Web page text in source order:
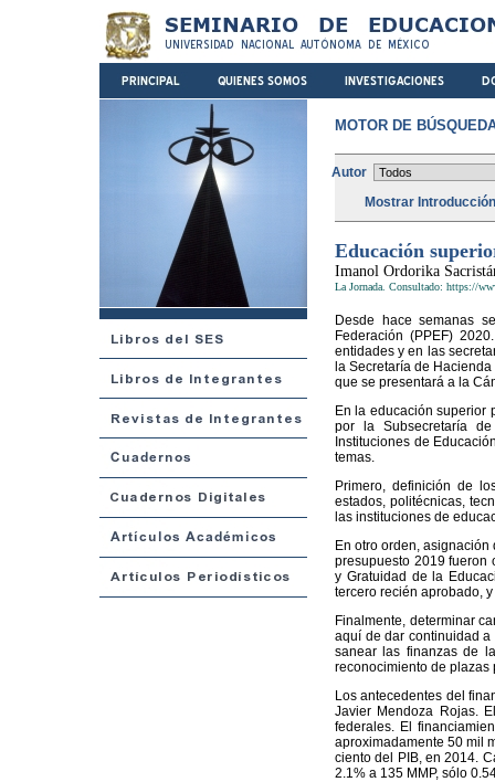
MOTOR DE
Autor
Mostrar
Educación
Imanol Ordorika
La Jornada. Consultado: https://
Desde hace semanas
Federación (PPEF)
entidades y en las
la Secretaría de
que se presentará a la
En la educación superior
por la Subsecretaría
Instituciones de
temas.
Primero, definición de
estados, politécnicas,
las instituciones de
En otro orden,
presupuesto 2019 fueron
y Gratuidad de la
tercero recién aprobado,
Finalmente, determinar
aquí de dar continuidad a
sanear las finanzas de
reconocimiento de plazas
Los antecedentes del
Javier Mendoza Rojas.
federales. El
aproximadamente 50 mil
ciento del PIB, en 2014.
2.1% a 135 MMP, sólo